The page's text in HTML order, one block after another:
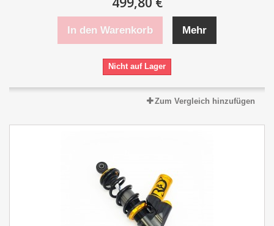
In den Warenkorb Mehr
Nicht auf Lager
Zum Vergleich hinzufügen